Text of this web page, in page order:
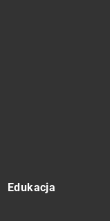
Edukacja